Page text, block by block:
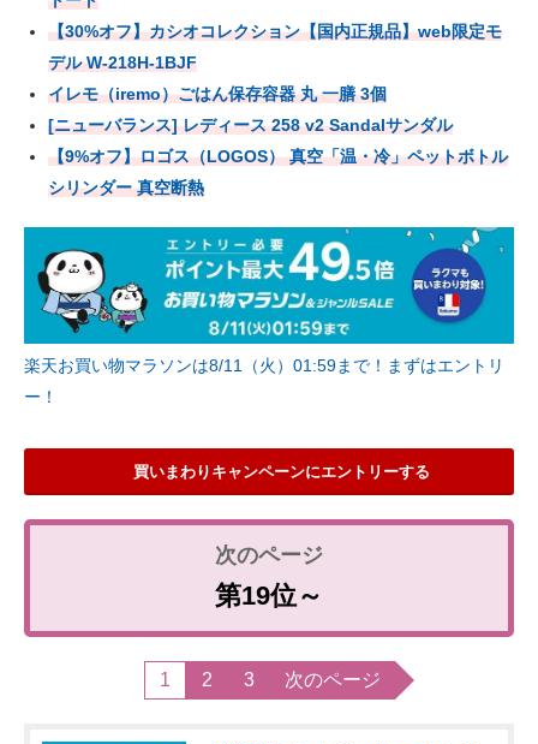
【30%オフ】カシオコレクション【国内正規品】web限定モ
デル W-218H-1BJF
イレモ（iremo）ごはん保存容器 丸 一膳 3個
[ニューバランス] レディース 258 v2 Sandalサンダル
【9%オフ】ロゴス（LOGOS） 真空「温・冷」ペットボトル
シリンダー 真空断熱
楽天お買い物マラソンは8/11（火）01:59まで！まずはエントリ
ー！
買いまわりキャンペーンにエントリーする
第19位～
1 2 3 次のページ